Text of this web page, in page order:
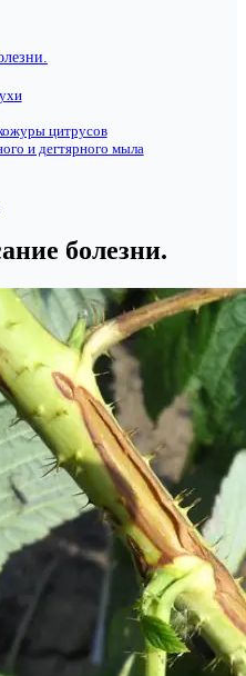
цитрусов
и дегтярного мыла
болезни.